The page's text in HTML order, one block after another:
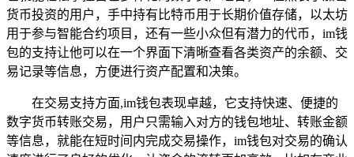
货币投资的用户，手中持有比特币用于长期价值存储，以太坊
用于参与智能合约项目，还有一些小众但有潜力的代币，im钱
包的支持让他可以在一个界面下清晰查看各类资产的余额、交
易记录等信息，方便进行资产配置和决策。
在交易支持方面,im钱包表现卓越，它支持快速、便捷的
数字货币转账交易，用户只需输入对方的钱包地址、转账金额
等信息，就能在短时间内完成交易操作，im钱包对交易的确认